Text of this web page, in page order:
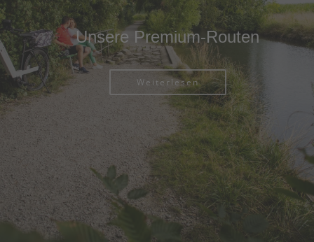
Unsere Premium-Routen
Weiterlesen